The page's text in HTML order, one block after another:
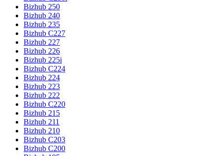
Bizhub 250
Bizhub 240
Bizhub 235
Bizhub C227
Bizhub 227
Bizhub 226
Bizhub 225i
Bizhub C224
Bizhub 224
Bizhub 223
Bizhub 222
Bizhub C220
Bizhub 215
Bizhub 211
Bizhub 210
Bizhub C203
Bizhub C200